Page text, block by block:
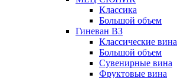
Классика
Большой объем
Гиневан ВЗ
Классические вина
Большой объем
Сувенирные вина
Фруктовые вина